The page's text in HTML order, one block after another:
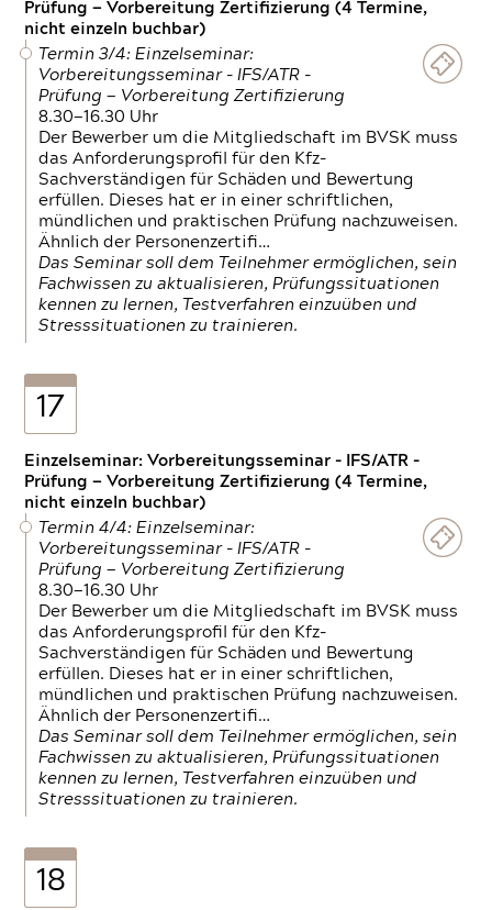
Prüfung — Vorbereitung Zertifizierung (4 Termine,
nicht einzeln buchbar)
Termin 3/4: Einzelseminar:
Vorbereitungsseminar - IFS/ATR -
Prüfung — Vorbereitung Zertifizierung
8.30—16.30 Uhr
Der Bewerber um die Mitgliedschaft im BVSK muss
das Anforderungsprofil für den Kfz-
Sachverständigen für Schäden und Bewertung
erfüllen. Dieses hat er in einer schriftlichen,
mündlichen und praktischen Prüfung nachzuweisen.
Ähnlich der Personenzertifi…
Das Seminar soll dem Teilnehmer ermöglichen, sein
Fachwissen zu aktualisieren, Prüfungssituationen
kennen zu lernen, Testverfahren einzuüben und
Stresssituationen zu trainieren.
17
Einzelseminar: Vorbereitungsseminar - IFS/ATR -
Prüfung — Vorbereitung Zertifizierung (4 Termine,
nicht einzeln buchbar)
Termin 4/4: Einzelseminar:
Vorbereitungsseminar - IFS/ATR -
Prüfung — Vorbereitung Zertifizierung
8.30—16.30 Uhr
Der Bewerber um die Mitgliedschaft im BVSK muss
das Anforderungsprofil für den Kfz-
Sachverständigen für Schäden und Bewertung
erfüllen. Dieses hat er in einer schriftlichen,
mündlichen und praktischen Prüfung nachzuweisen.
Ähnlich der Personenzertifi…
Das Seminar soll dem Teilnehmer ermöglichen, sein
Fachwissen zu aktualisieren, Prüfungssituationen
kennen zu lernen, Testverfahren einzuüben und
Stresssituationen zu trainieren.
18